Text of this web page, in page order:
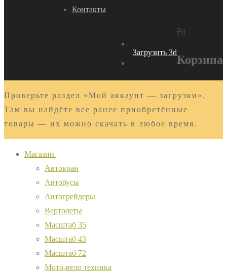
Контакты
Загрузить 3d
₽0
Корзина
Проверьте раздел «Мой аккаунт — загрузки».
Там вы найдёте все ранее приобретённые
товары — их можно скачать в любое время.
Магазин
Автокран
Автобусы
Автогрейдеры
Вертолеты
Масштаб 35
Масштаб 43
Масштаб 72
Мото-вело техника